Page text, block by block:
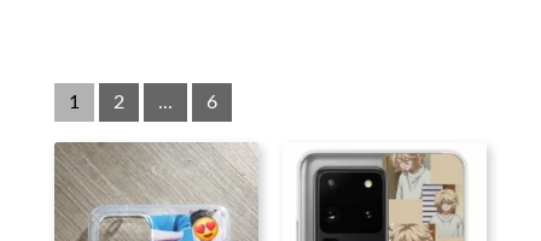
1 2 ... 6